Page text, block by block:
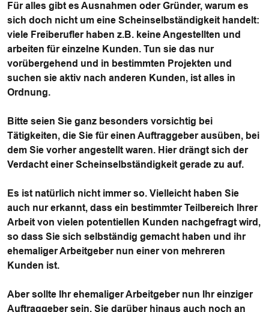
Für alles gibt es Ausnahmen oder Gründer, warum es
sich doch nicht um eine Scheinselbständigkeit handelt:
viele Freiberufler haben z.B. keine Angestellten und
arbeiten für einzelne Kunden. Tun sie das nur
vorübergehend und in bestimmten Projekten und
suchen sie aktiv nach anderen Kunden, ist alles in
Ordnung.
Bitte seien Sie ganz besonders vorsichtig bei
Tätigkeiten, die Sie für einen Auftraggeber ausüben, bei
dem Sie vorher angestellt waren. Hier drängt sich der
Verdacht einer Scheinselbständigkeit gerade zu auf.
Es ist natürlich nicht immer so. Vielleicht haben Sie
auch nur erkannt, dass ein bestimmter Teilbereich Ihrer
Arbeit von vielen potentiellen Kunden nachgefragt wird,
so dass Sie sich selbständig gemacht haben und ihr
ehemaliger Arbeitgeber nun einer von mehreren
Kunden ist.
Aber sollte Ihr ehemaliger Arbeitgeber nun Ihr einziger
Auftraggeber sein, Sie darüber hinaus auch noch an